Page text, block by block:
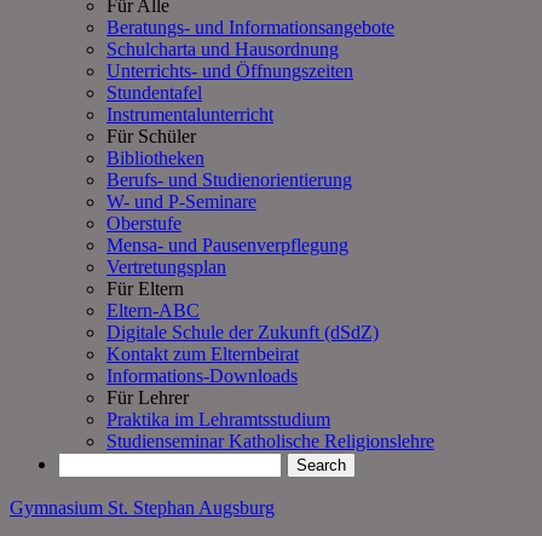
Für Alle
Beratungs- und Informationsangebote
Schulcharta und Hausordnung
Unterrichts- und Öffnungszeiten
Stundentafel
Instrumentalunterricht
Für Schüler
Bibliotheken
Berufs- und Studienorientierung
W- und P-Seminare
Oberstufe
Mensa- und Pausenverpflegung
Vertretungsplan
Für Eltern
Eltern-ABC
Digitale Schule der Zukunft (dSdZ)
Kontakt zum Elternbeirat
Informations-Downloads
Für Lehrer
Praktika im Lehramtsstudium
Studienseminar Katholische Religionslehre
Gymnasium St. Stephan Augsburg